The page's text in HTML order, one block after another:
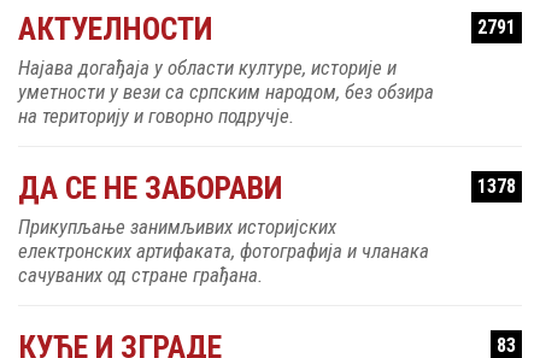
АКТУЕЛНОСТИ 2791
Најава догађаја у области културе, историје и
уметности у вези са српским народом, без обзира
на територију и говорно подручје.
ДА СЕ НЕ ЗАБОРАВИ 1378
Прикупљање занимљивих историјских
електронских артифаката, фотографија и чланака
сачуваних од стране грађана.
КУЋЕ И ЗГРАДЕ 83